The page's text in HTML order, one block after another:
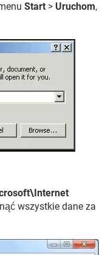
Start > Uruchom,
wszystkie dane za